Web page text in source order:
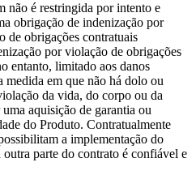
não é restringida por intento e
obrigação de indenização por
de obrigações contratuais
por violação de obrigações
entanto, limitado aos danos
em que não há dolo ou
da vida, do corpo ou da
aquisição de garantia ou
do Produto. Contratualmente
a implementação do
parte do contrato é confiável e